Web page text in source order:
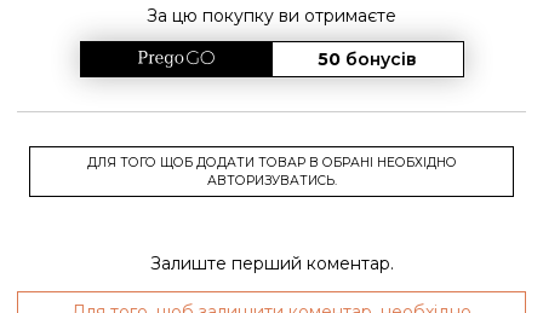
За цю покупку ви отримаєте
50 бонусів
ДЛЯ ТОГО ЩОБ ДОДАТИ ТОВАР В ОБРАНІ НЕОБХІДНО
АВТОРИЗУВАТИСЬ.
Залиште перший коментар.